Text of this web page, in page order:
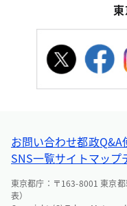
お問い合わせ都政Q&A
SNS一覧サイトマップ
東京都庁：〒163-8001 東京
表）